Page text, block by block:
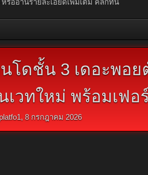
หรืออ่านรายละเอียดเพิ่มเติม คลิกที่นี่
ดชั้น 3 เดอะพอย
วทใหม่ พร้อมเฟอ
, 8 กรกฎาคม 2026